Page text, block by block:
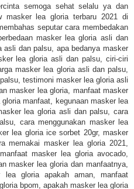
semoga sehat selalu ya dan
masker lea gloria terbaru 2021 di
seputar cara membedakan
masker lea gloria asli dan
dan palsu, apa bedanya masker
lea gloria asli dan palsu, ciri-ciri
masker lea gloria asli dan palsu,
testimoni masker lea gloria asli
masker lea gloria, manfaat masker
manfaat, kegunaan masker lea
lea gloria asli dan palsu, cara
cara menggunakan masker lea
lea gloria ice sorbet 20gr, masker
memakai masker lea gloria 2021,
masker lea gloria avocado,
masker lea gloria dan manfaatnya,
gloria apakah aman, manfaat
bpom, apakah masker lea gloria